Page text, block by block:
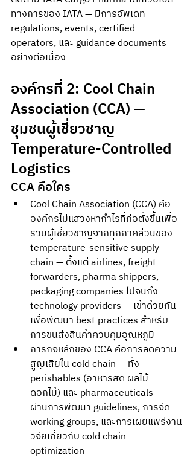
ทางการของ IATA — มีการอัพเดท
regulations, events, certified
operators, และ guidance documents
อย่างต่อเนื่อง
องค์กรที่ 2: Cool Chain
Association (CCA) —
ชุมชนผู้เชี่ยวชาญ
Temperature-Controlled
Logistics
CCA คือใคร
Cool Chain Association (CCA) คือ
องค์กรไม่แสวงหากำไรที่ก่อตั้งขึ้นเพื่อ
รวมผู้เชี่ยวชาญจากทุกภาคส่วนของ
temperature-sensitive supply
chain — ตั้งแต่ airlines, freight
forwarders, pharma shippers,
packaging companies ไปจนถึง
technology providers — เข้าด้วยกัน
เพื่อพัฒนา best practices สำหรับ
การขนส่งสินค้าควบคุมอุณหภูมิ
ภารกิจหลักของ CCA คือการลดความ
สูญเสียใน cold chain — ทั้ง
perishables (อาหารสด ผลไม้
ดอกไม้) และ pharmaceuticals —
ผ่านการพัฒนา guidelines, การจัด
working groups, และการเผยแพร่งาน
วิจัยเกี่ยวกับ cold chain
optimization